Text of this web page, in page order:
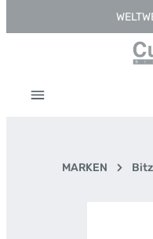
Zum Hauptinhalt springen
MARKEN Bitz